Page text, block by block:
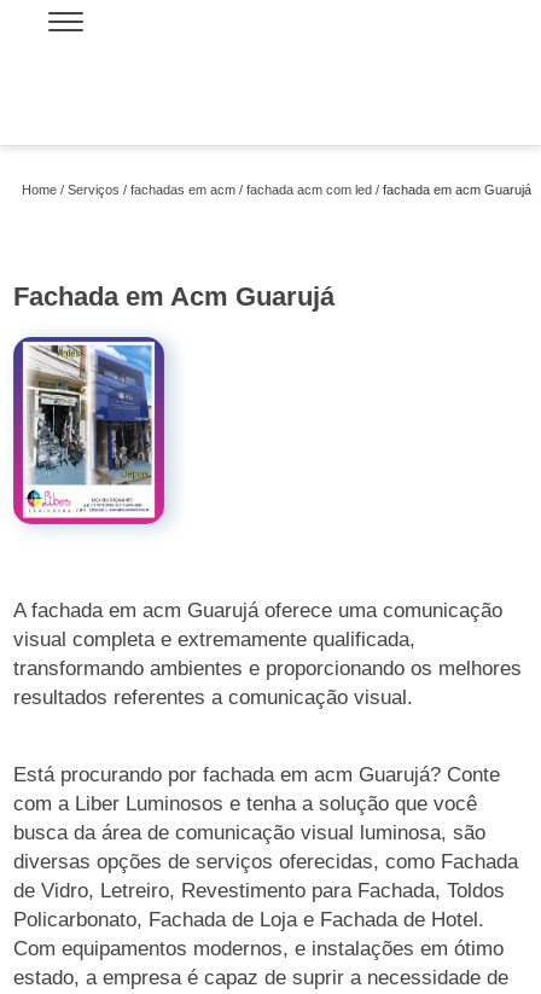
Home Serviços fachadas em acm fachada acm com led fachada em acm Guarujá
Fachada em Acm Guarujá
A fachada em acm Guarujá oferece uma comunicação
visual completa e extremamente qualificada,
transformando ambientes e proporcionando os melhores
resultados referentes a comunicação visual.
Está procurando por fachada em acm Guarujá? Conte
com a Liber Luminosos e tenha a solução que você
busca da área de comunicação visual luminosa, são
diversas opções de serviços oferecidas, como Fachada
de Vidro, Letreiro, Revestimento para Fachada, Toldos
Policarbonato, Fachada de Loja e Fachada de Hotel.
Com equipamentos modernos, e instalações em ótimo
estado, a empresa é capaz de suprir a necessidade de